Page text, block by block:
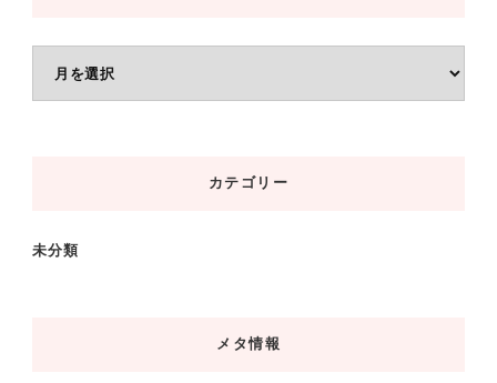
カテゴリー
未分類
メタ情報